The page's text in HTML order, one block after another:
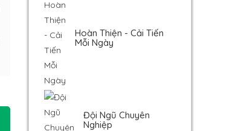
Hoàn Thiện - Cải Tiến
Mỗi Ngày
Đội Ngũ Chuyên
Nghiệp